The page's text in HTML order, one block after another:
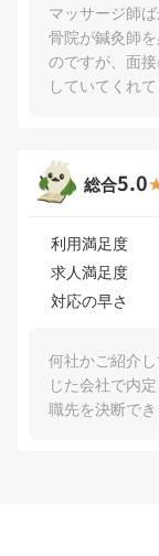
マッサージ師
骨院が鍼灸師
のですが、面
していてくれ
総合5.0
利用満足度
求人満足度
対応の早さ
何社かご紹介
じた会社で内
職先を決断で